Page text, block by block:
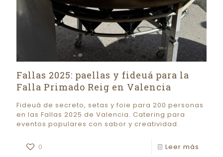
Fallas 2025: paellas y fideuá para la
Falla Primado Reig en Valencia
Fideuá de secreto, setas y foie para 200 personas
en las Fallas 2025 de Valencia. Catering para
eventos populares con sabor y creatividad.
0 Leer más